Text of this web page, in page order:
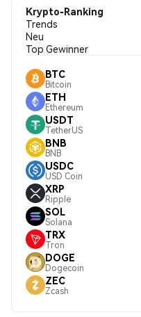
Krypto-Ranking
Trends
Neu
Top Gewinner
BTC
Bitcoin
ETH
Ethereum
USDT
TetherUS
BNB
BNB
USDC
USD Coin
XRP
Ripple
SOL
Solana
TRX
Tron
DOGE
Dogecoin
ZEC
Zcash